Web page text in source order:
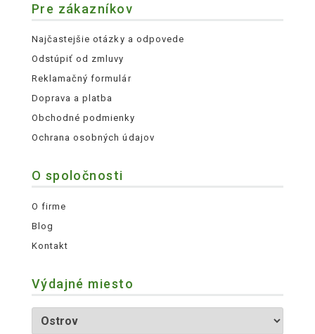
Pre zákazníkov
Najčastejšie otázky a odpovede
Odstúpiť od zmluvy
Reklamačný formulár
Doprava a platba
Obchodné podmienky
Ochrana osobných údajov
O spoločnosti
O firme
Blog
Kontakt
Výdajné miesto